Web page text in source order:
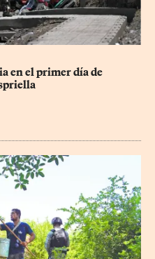
en el primer día de